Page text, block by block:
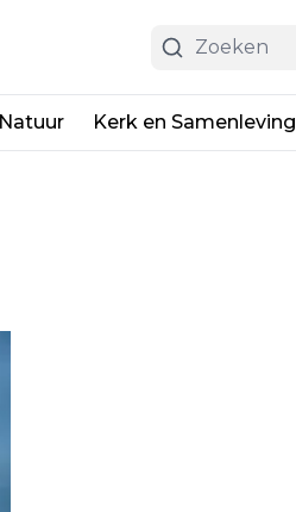
Natuur Kerk en Samenleving